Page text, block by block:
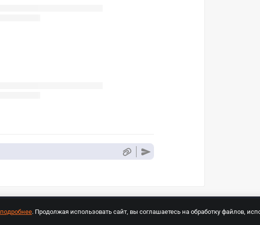
подробнее. Продолжая использовать сайт, вы соглашаетесь на обработку файлов,